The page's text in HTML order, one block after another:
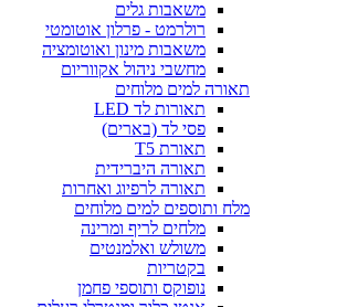
משאבות גלים
רולרמט - פרלון אוטומטי
משאבות מינון ואוטומציה
מחשבי ניהול אקווריום
תאורה למים מלוחים
תאורות לד LED
פסי לד (בארים)
תאורת T5
תאורה היברידית
תאורה לרפיוג ואחרות
מלח ותוספים למים מלוחים
מלחים לריף ומרינה
משולש ואלמנטים
בקטריות
נופוקס ותוספי פחמן